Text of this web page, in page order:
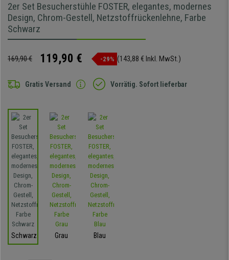
2er Set Besucherstühle FOSTER, elegantes, modernes
Design, Chrom-Gestell, Netzstoffrückenlehne, Farbe
Schwarz
169,90 € 119,90 € -29% (143,88 € Inkl. MwSt.)
Gratis Versand Vorrätig. Sofort lieferbar
Schwarz Grau Blau